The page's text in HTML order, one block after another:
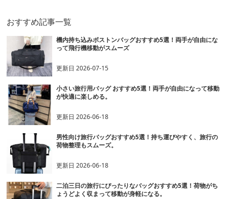
おすすめ記事一覧
機内持ち込みボストンバッグおすすめ5選！両手が自由にな
って飛行機移動がスムーズ
更新日2026-07-15
小さい旅行用バッグ おすすめ5選！両手が自由になって移動
が快適に楽しめる。
更新日2026-06-18
男性向け旅行バッグおすすめ5選！持ち運びやすく、旅行の
荷物整理もスムーズ。
更新日2026-06-18
二泊三日の旅行にぴったりなバッグおすすめ5選！荷物がち
ょうどよく収まって移動が身軽になる。